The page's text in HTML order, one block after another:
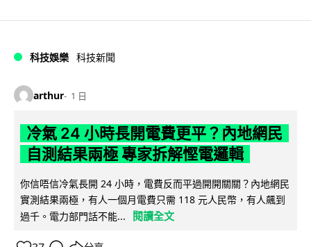
科技娛樂 科技新聞
arthur 1 日
冷氣 24 小時長開電費更平？內地網民
自測結果兩極 專家拆解慳電邏輯
你信唔信冷氣長開 24 小時，電費反而平過開開關關？內地網民
實測結果兩極，有人一個月電費只需 118 元人民幣，有人飆到
過千。電力部門話不能...
閱讀全文